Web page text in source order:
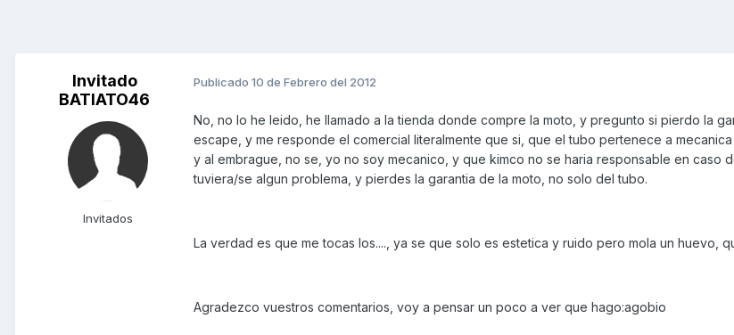
Invitado
BATIATO46
Invitados
Publicado 10 de Febrero del 2012
No, no lo he leido, he llamado a la tienda donde compre la moto, y pregunto si pierdo la
escape, y me responde el comercial literalmente que si, que el tubo pertenece a
y al embrague, no se, yo no soy mecanico, y que kimco no se haria responsable en caso
tuviera/se algun problema, y pierdes la garantia de la moto, no solo del tubo.
La verdad es que me tocas los...., ya se que solo es estetica y ruido pero mola un huevo,
Agradezco vuestros comentarios, voy a pensar un poco a ver que hago:agobio